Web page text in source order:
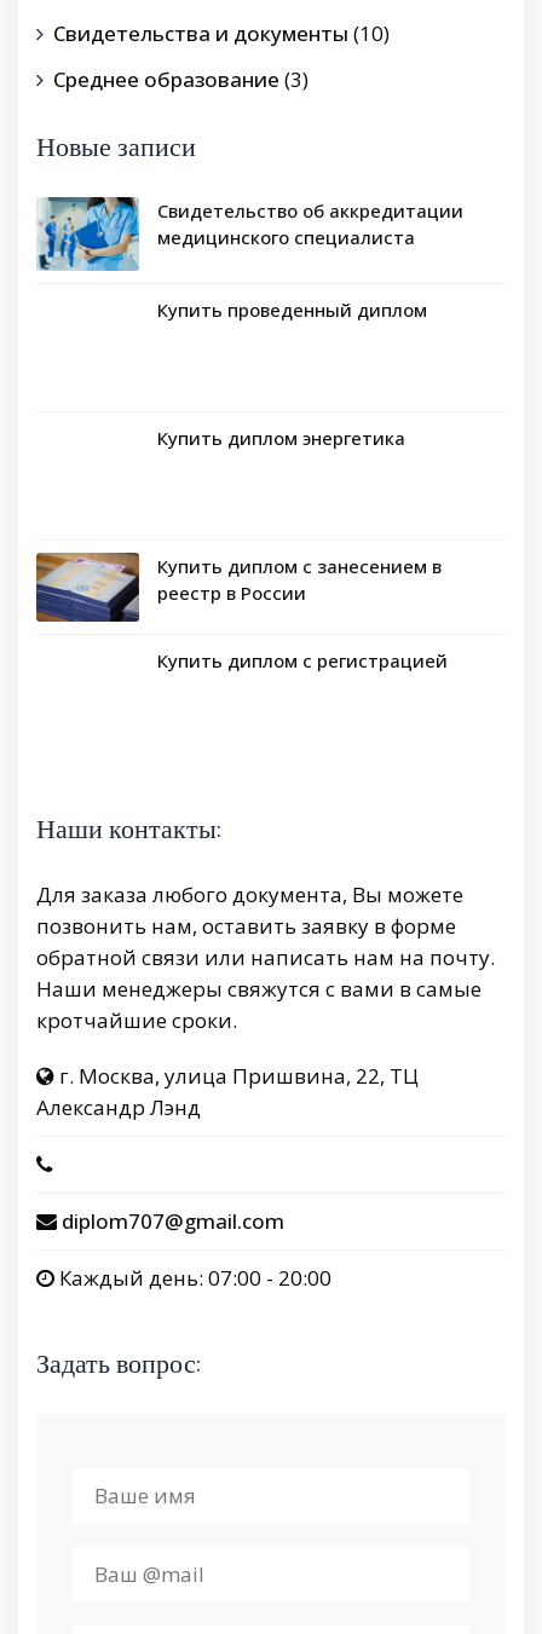
Свидетельства и документы (10)
Среднее образование (3)
Новые записи
Свидетельство об аккредитации
медицинского специалиста
Купить проведенный диплом
Купить диплом энергетика
Купить диплом с занесением в
реестр в России
Купить диплом с регистрацией
Наши контакты:
Для заказа любого документа, Вы можете
позвонить нам, оставить заявку в форме
обратной связи или написать нам на почту.
Наши менеджеры свяжутся с вами в самые
кротчайшие сроки.
г. Москва, улица Пришвина, 22, ТЦ
Александр Лэнд
diplom707@gmail.com
Каждый день: 07:00 - 20:00
Задать вопрос: